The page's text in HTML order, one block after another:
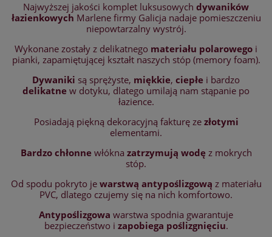
Najwyższej jakości komplet luksusowych dywaników
łazienkowych Marlene firmy Galicja nadaje pomieszczeniu
niepowtarzalny wystrój.
Wykonane zostały z delikatnego materiału polarowego i
pianki, zapamiętującej kształt naszych stóp (memory foam).
Dywaniki są sprężyste, miękkie, ciepłe i bardzo
delikatne w dotyku, dlatego umilają nam stąpanie po
łazience.
Posiadają piękną dekoracyjną fakturę ze złotymi
elementami.
Bardzo chłonnewłókna zatrzymują wodęz mokrych
stóp.
Od spodu pokryto je warstwą antypoślizgową z materiału
PVC, dlatego czujemy się na nich komfortowo.
Antypoślizgowa warstwa spodnia gwarantuje
bezpieczeństwo i zapobiega poślizgnięciu.